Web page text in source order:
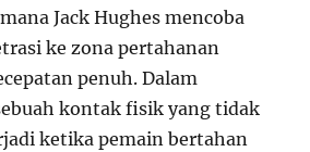
Jack Hughes mencoba
ke zona pertahanan
penuh. Dalam
kontak fisik yang tidak
ketika pemain bertahan